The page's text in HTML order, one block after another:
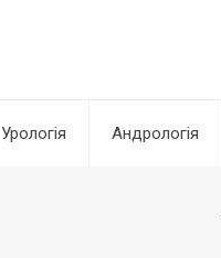
Урологія Андрологія